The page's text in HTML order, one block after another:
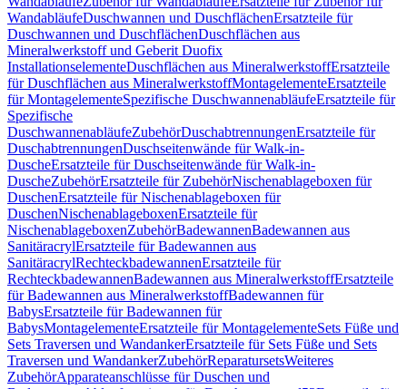
WandabläufeDuschwannen und DuschflächenErsatzteile für
Duschwannen und DuschflächenDuschflächen aus
Mineralwerkstoff und Geberit Duofix
InstallationselementeDuschflächen aus MineralwerkstoffErsatzteile
für Duschflächen aus MineralwerkstoffMontagelementeErsatzteile
für MontagelementeSpezifische DuschwannenabläufeErsatzteile für
Spezifische
DuschwannenabläufeZubehörDuschabtrennungenErsatzteile für
DuschabtrennungenDuschseitenwände für Walk-in-
DuscheErsatzteile für Duschseitenwände für Walk-in-
DuscheZubehörErsatzteile für ZubehörNischenablageboxen für
DuschenErsatzteile für Nischenablageboxen für
DuschenNischenablageboxenErsatzteile für
NischenablageboxenZubehörBadewannenBadewannen aus
SanitäracrylErsatzteile für Badewannen aus
SanitäracrylRechteckbadewannenErsatzteile für
RechteckbadewannenBadewannen aus MineralwerkstoffErsatzteile
für Badewannen aus MineralwerkstoffBadewannen für
BabysErsatzteile für Badewannen für
BabysMontagelementeErsatzteile für MontagelementeSets Füße und
Sets Traversen und WandankerErsatzteile für Sets Füße und Sets
Traversen und WandankerZubehörReparatursetsWeiteres
ZubehörApparateanschlüsse für Duschen und